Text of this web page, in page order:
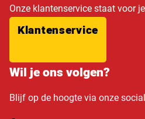
Onze klantenservice staat voor
Klantenservice
Wil je ons volgen?
Blijf op de hoogte via onze